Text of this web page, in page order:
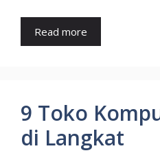
Read more
9 Toko
di Langkat